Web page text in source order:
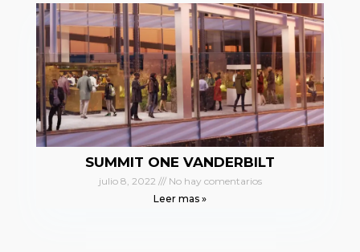
SUMMIT ONE VANDERBILT
julio 8, 2022
No hay comentarios
Leer mas »